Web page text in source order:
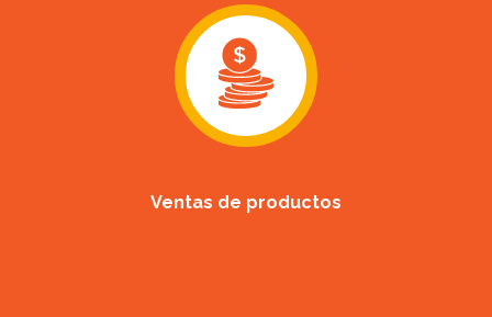
Ventas de productos